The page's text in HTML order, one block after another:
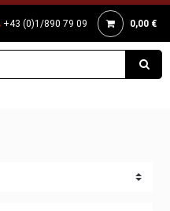
+43 (0)1/890 79 09 0,00 €